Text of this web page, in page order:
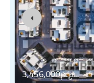
ج.م3,456,000